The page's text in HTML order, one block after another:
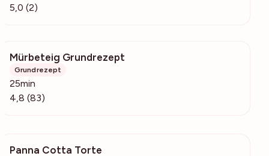
5,0 (2)
Mürbeteig Grundrezept
Grundrezept
25min
4,8 (83)
Panna Cotta Torte